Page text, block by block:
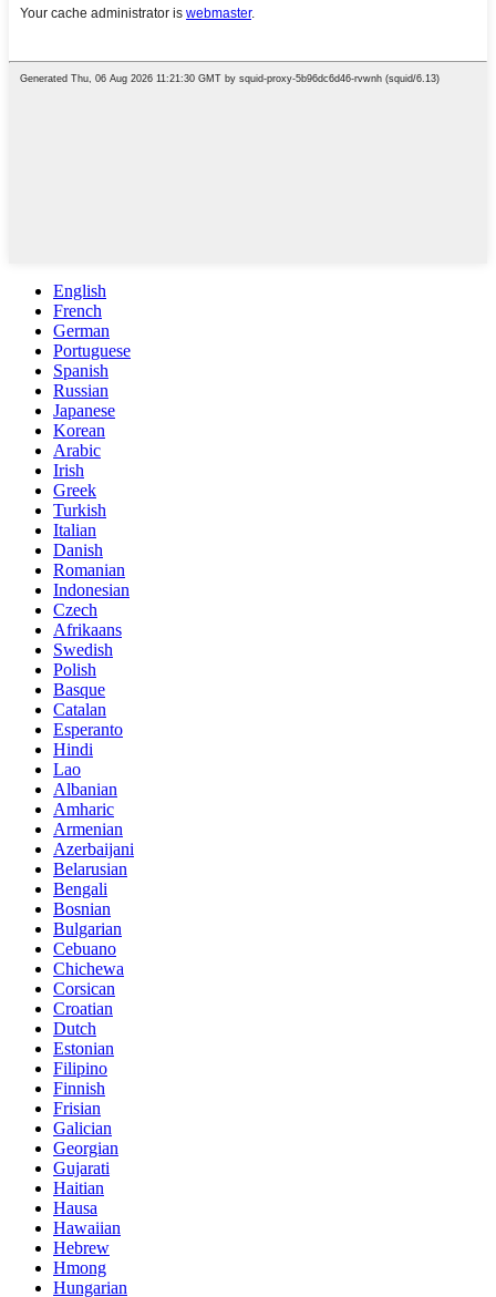
English
French
German
Portuguese
Spanish
Russian
Japanese
Korean
Arabic
Irish
Greek
Turkish
Italian
Danish
Romanian
Indonesian
Czech
Afrikaans
Swedish
Polish
Basque
Catalan
Esperanto
Hindi
Lao
Albanian
Amharic
Armenian
Azerbaijani
Belarusian
Bengali
Bosnian
Bulgarian
Cebuano
Chichewa
Corsican
Croatian
Dutch
Estonian
Filipino
Finnish
Frisian
Galician
Georgian
Gujarati
Haitian
Hausa
Hawaiian
Hebrew
Hmong
Hungarian